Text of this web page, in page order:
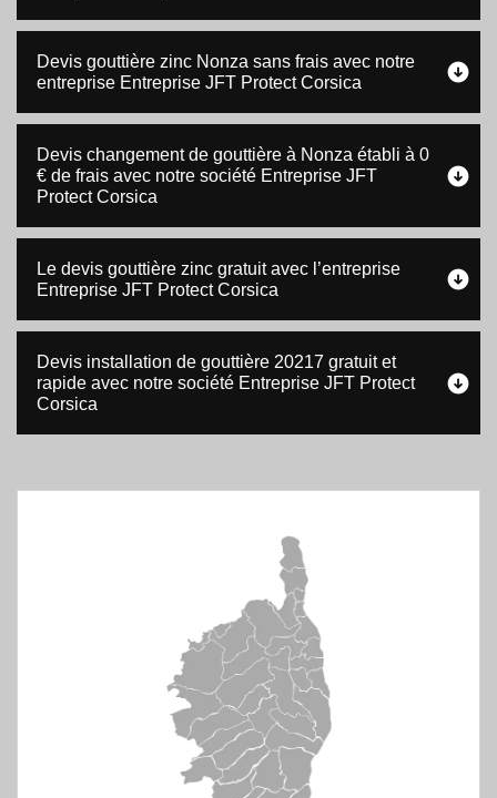
Devis gouttière zinc Nonza sans frais avec notre
entreprise Entreprise JFT Protect Corsica
Devis changement de gouttière à Nonza établi à 0
€ de frais avec notre société Entreprise JFT
Protect Corsica
Le devis gouttière zinc gratuit avec l’entreprise
Entreprise JFT Protect Corsica
Devis installation de gouttière 20217 gratuit et
rapide avec notre société Entreprise JFT Protect
Corsica